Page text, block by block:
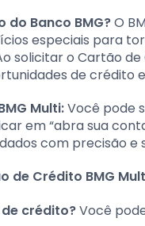
Banco BMG?O
especiais para
solicitar o Cartão
de crédito
Multi:Você pode
em “abra sua
com precisão
de Crédito BMG
crédito?Você